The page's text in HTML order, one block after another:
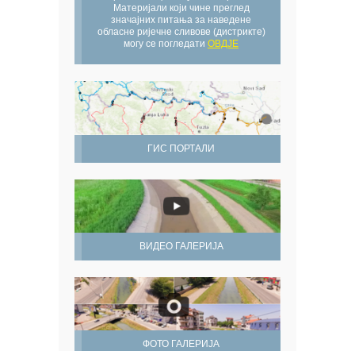
Материјали који чине преглед
значајних питања за наведене
обласне ријечне сливове (дистрикте)
могу се погледати ОВДЈЕ
ГИС ПОРТАЛИ
ВИДЕО ГАЛЕРИЈА
ФОТО ГАЛЕРИЈА